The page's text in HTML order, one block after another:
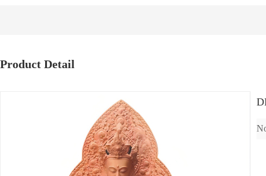
Product Detail